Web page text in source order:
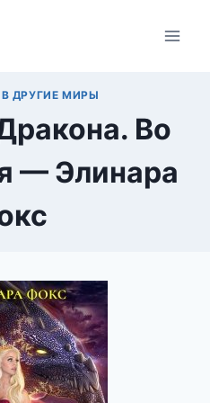
ДРУГИЕ МИРЫ
Во
— Элинара